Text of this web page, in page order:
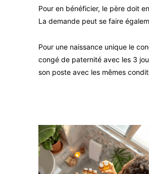
Pour en bénéficier, le père doit en
La demande peut se faire
Pour une naissance unique le
congé de paternité avec les 3
son poste avec les mêmes